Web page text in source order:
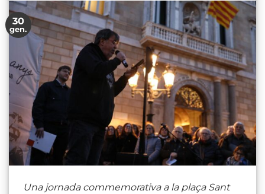
30
gen.
Una jornada commemorativa a la plaça Sant